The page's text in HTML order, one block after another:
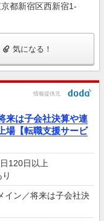
都新宿区西新宿1-
気になる！
情報提供元
来は子会社決算や連
場【転職支援サービ
120日以上
イン／将来は子会社決